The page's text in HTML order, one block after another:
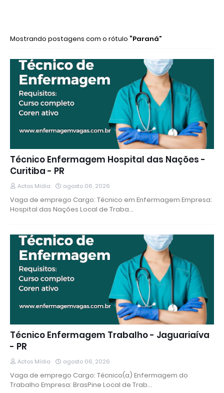
Mostrando postagens com o rótulo Paraná
Técnico Enfermagem Hospital das Nações -
Curitiba - PR
Actos Mídia agosto 06, 2026
Vaga de emprego Cargo: Técnico em Enfermagem Empresa:
Hospital das Nações Local de Traba…
Técnico Enfermagem Trabalho - Jaguariaíva
- PR
Actos Mídia agosto 06, 2026
Vaga de emprego Cargo: Técnico(a) Enfermagem do
Trabalho Empresa: BrasPine Local de Trab…